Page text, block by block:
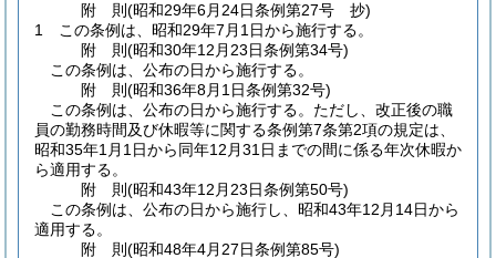
附 則(昭和29年6月24日条例第27号 抄)
1
この条例は、昭和29年7月1日から施行する。
附 則(昭和30年12月23日条例第34号)
この条例は、公布の日から施行する。
附 則(昭和36年8月1日条例第32号)
この条例は、公布の日から施行する。 ただし、改正後の職
員の勤務時間及び休暇等に関する条例第7条第2項の規定は、
昭和35年1月1日から同年12月31日までの間に係る年次休暇か
ら適用する。
附 則(昭和43年12月23日条例第50号)
この条例は、公布の日から施行し、昭和43年12月14日から
適用する。
附 則(昭和48年4月27日条例第85号)